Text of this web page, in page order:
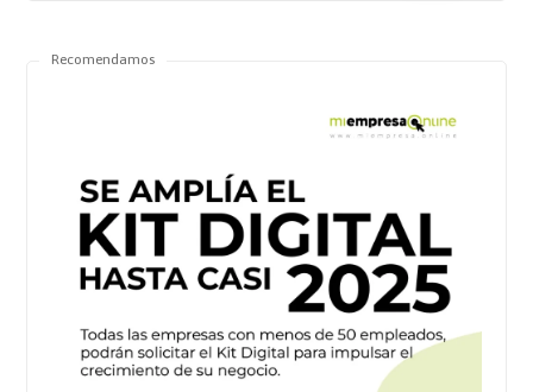
Recomendamos